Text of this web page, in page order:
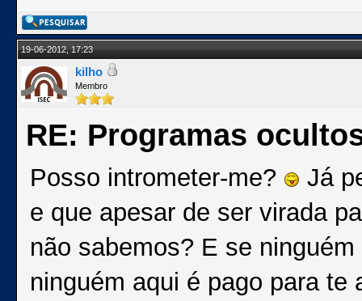
19-06-2012, 17:23
kilho
Membro
RE: Programas
Posso intrometer-me?
Já
e que apesar de ser virada
não sabemos? E se
ninguém aqui é pago para